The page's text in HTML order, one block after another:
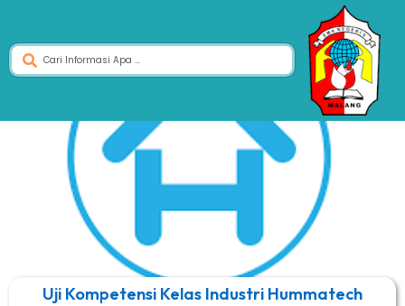
Uji Kompetensi Kelas Industri Hummatech